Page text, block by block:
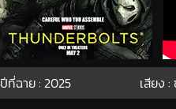
ปีที่ฉาย : 2025 เสียง